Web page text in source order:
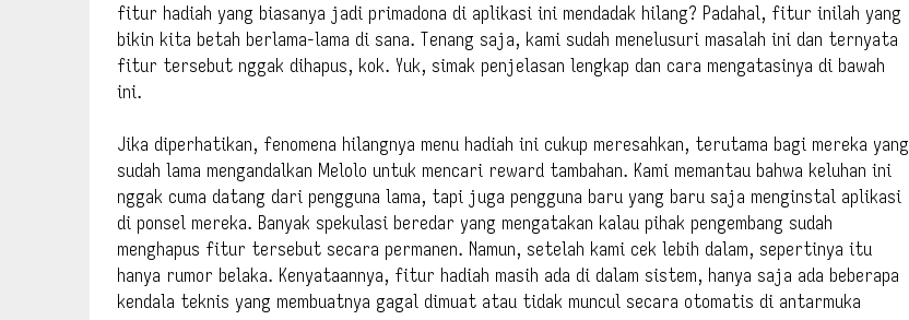
fitur hadiah yang biasanya jadi primadona di aplikasi ini mendadak hilang? Padahal, fitur inilah yang
bikin kita betah berlama-lama di sana. Tenang saja, kami sudah menelusuri masalah ini dan ternyata
fitur tersebut nggak dihapus, kok. Yuk, simak penjelasan lengkap dan cara mengatasinya di bawah
ini.
Jika diperhatikan, fenomena hilangnya menu hadiah ini cukup meresahkan, terutama bagi mereka yang
sudah lama mengandalkan Melolo untuk mencari reward tambahan. Kami memantau bahwa keluhan ini
nggak cuma datang dari pengguna lama, tapi juga pengguna baru yang baru saja menginstal aplikasi
di ponsel mereka. Banyak spekulasi beredar yang mengatakan kalau pihak pengembang sudah
menghapus fitur tersebut secara permanen. Namun, setelah kami cek lebih dalam, sepertinya itu
hanya rumor belaka. Kenyataannya, fitur hadiah masih ada di dalam sistem, hanya saja ada beberapa
kendala teknis yang membuatnya gagal dimuat atau tidak muncul secara otomatis di antarmuka